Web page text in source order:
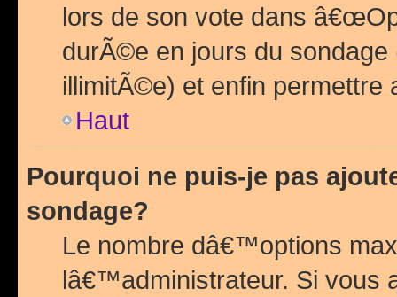
lors de son vote dans
durÃ©e en jours du
illimitÃ©e) et enfin permettre
Haut
Pourquoi ne puis-je pas
sondage?
Le nombre dâ€™options
lâ€™administrateur. Si vous